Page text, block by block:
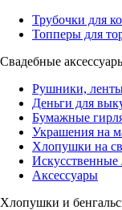
Трубочки для
Топперы для
Свадебные
Рушники, ленты
Деньги для
Бумажные
Украшения на
Хлопушки на
Искусственные
Аксессуары
Хлопушки и